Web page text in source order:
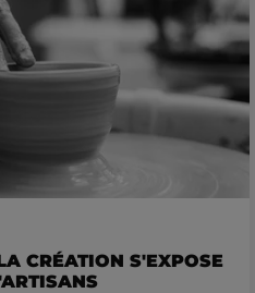
CRÉATION S'EXPOSE